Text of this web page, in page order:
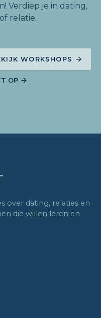
Verdiep je in dating,
relatie.
WORKSHOPS
OP
over dating, relaties en
die willen leren en